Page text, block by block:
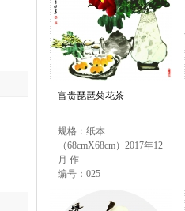
富贵琵琶菊花茶
规格：纸本
（68cmX68cm）2017年12
月 作
编号：025
000.00